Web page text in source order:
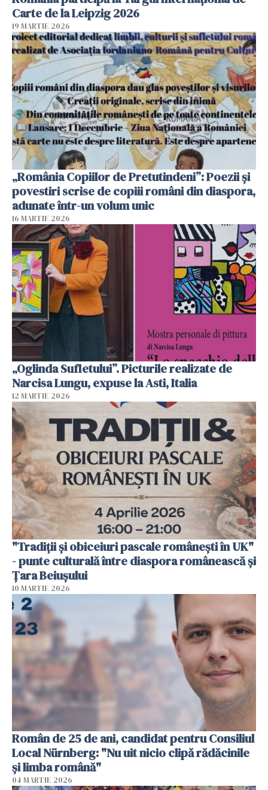
Carte de la Leipzig 2026
19 MARTIE 2026
„România Copiilor de Pretutindeni”: Poezii și
povestiri scrise de copiii români din diaspora,
adunate într-un volum unic
16 MARTIE 2026
„Oglinda Sufletului”. Picturile realizate de
Narcisa Lungu, expuse la Asti, Italia
12 MARTIE 2026
"Tradiții și obiceiuri pascale românești în UK"
- punte culturală între diaspora românească și
Țara Beiușului
10 MARTIE 2026
Român de 25 de ani, candidat pentru Consiliul
Local Nürnberg: "Nu uit nicio clipă rădăcinile
și limba română"
04 MARTIE 2026